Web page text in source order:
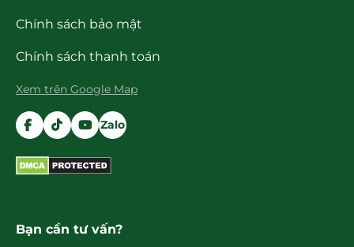
Chính sách bảo mật
Chính sách thanh toán
Xem trên Google Map
Zalo
Bạn cần tư vấn?